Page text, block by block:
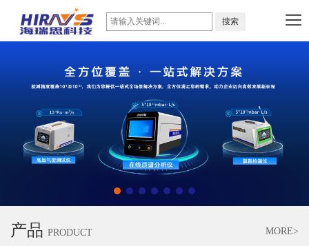
产品 PRODUCT MORE>